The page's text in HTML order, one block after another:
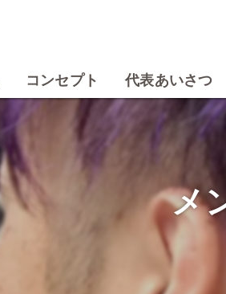
コンセプト 代表あいさつ
メ